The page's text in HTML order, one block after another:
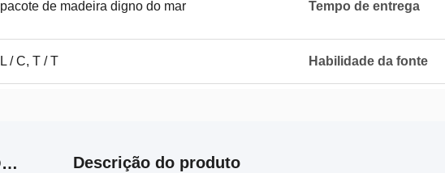
pacote de madeira digno do mar Tempo de entrega
L / C, T / T Habilidade da fonte
PRODUTOS RELACIONADOS Descrição do produto